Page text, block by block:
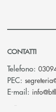
CONTATTI
Telefono:
PEC:
E-mail: